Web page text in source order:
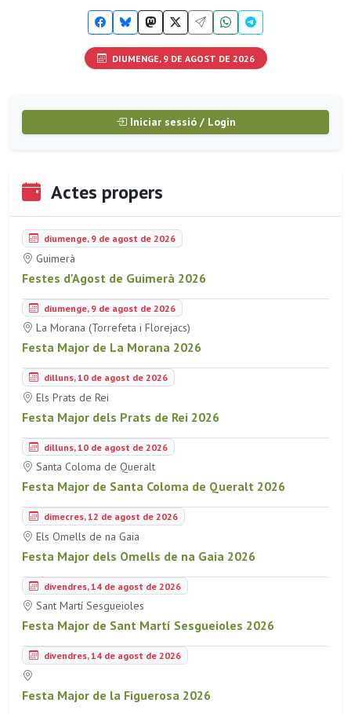
DIUMENGE, 9 DE AGOST DE 2026
Iniciar sessió / Login
Actes propers
diumenge, 9 de agost de 2026
Guimerà
Festes d'Agost de Guimerà 2026
diumenge, 9 de agost de 2026
La Morana (Torrefeta i Florejacs)
Festa Major de La Morana 2026
dilluns, 10 de agost de 2026
Els Prats de Rei
Festa Major dels Prats de Rei 2026
dilluns, 10 de agost de 2026
Santa Coloma de Queralt
Festa Major de Santa Coloma de Queralt 2026
dimecres, 12 de agost de 2026
Els Omells de na Gaia
Festa Major dels Omells de na Gaia 2026
divendres, 14 de agost de 2026
Sant Martí Sesgueioles
Festa Major de Sant Martí Sesgueioles 2026
divendres, 14 de agost de 2026
Festa Major de la Figuerosa 2026